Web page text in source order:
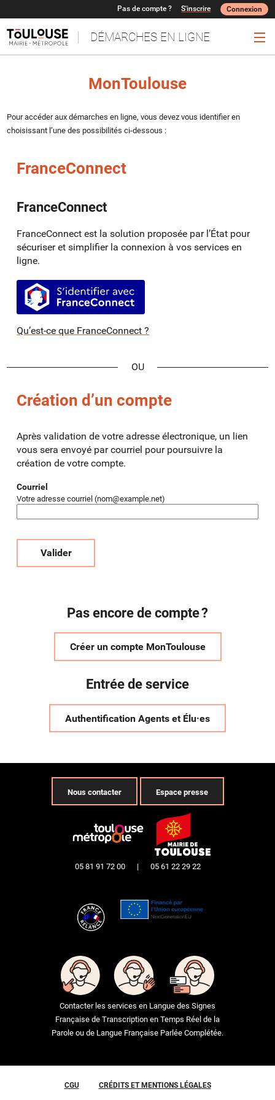
DÉMARCHES EN LIGNE
Pas de compte ? S'inscrire Connexion
MonToulouse
Pour accéder aux démarches en ligne, vous devez vous identifier en
choisissant l’une des possibilités ci-dessous :
FranceConnect
FranceConnect
FranceConnect est la solution proposée par l’État pour
sécuriser et simplifier la connexion à vos services en
ligne.
S’identifier avec FranceConnect
Qu’est-ce que FranceConnect ?
Création d’un compte
Après validation de votre adresse électronique, un lien
vous sera envoyé par courriel pour poursuivre la
création de votre compte.
Courriel
Votre adresse courriel (nom@example.net)
Valider
Pas encore de compte ?
Créer un compte MonToulouse
Entrée de service
Authentification Agents et Élu·es
Nous contacter Espace presse
05 81 91 72 00 | 05 61 22 29 22
Contacter les services en Langue des Signes
Française de Transcription en Temps Réel de la
Parole ou de Langue Française Parlée Complétée.
CGU CRÉDITS ET MENTIONS LÉGALES